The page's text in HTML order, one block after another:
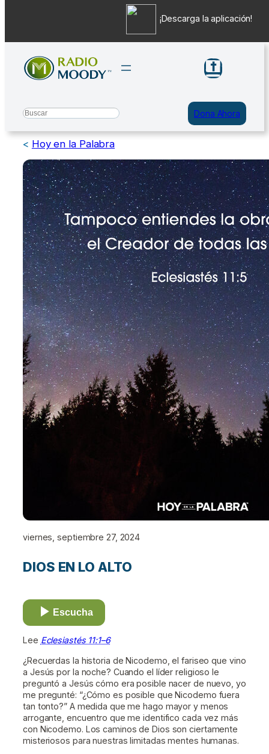
contenido
Search Dona Ahora
< Hoy en la Palabra
viernes, septiembre 27, 2024
DIOS EN LO ALTO
Escucha
Lee Eclesiastés 11:1–6
¿Recuerdas la historia de Nicodemo, el fariseo que vino
a Jesús por la noche? Cuando el líder religioso le
preguntó a Jesús cómo era posible nacer de nuevo, yo
me pregunté: “¿Cómo es posible que Nicodemo fuera
tan tonto?” A medida que me hago mayor y menos
arrogante, encuentro que me identifico cada vez más
con Nicodemo. Los caminos de Dios son ciertamente
misteriosos para nuestras limitadas mentes humanas.
¡Descarga la aplicación!